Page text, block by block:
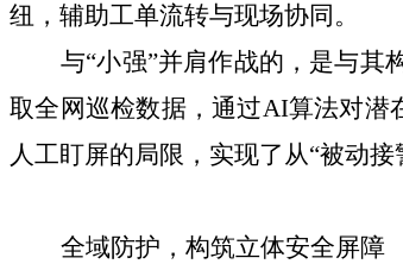
纽，辅助工单流转与现场协同。
与“小强”并肩作战的，是与其
取全网巡检数据，通过AI算法对潜
人工盯屏的局限，实现了从“被动
全域防护，构筑立体安全屏障